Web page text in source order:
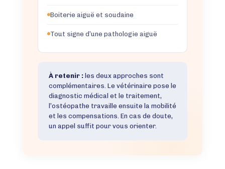
Boiterie aiguë et soudaine
Tout signe d’une pathologie aiguë
À retenir :les deux approches sont
complémentaires. Le vétérinaire pose le
diagnostic médical et le traitement,
l’ostéopathe travaille ensuite la mobilité
et les compensations. En cas de doute,
un appel suffit pour vous orienter.